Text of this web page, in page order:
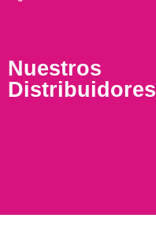
Nuestros
Distribuidores